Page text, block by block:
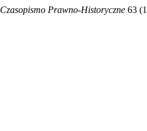
Czasopismo Prawno-Historyczne 63